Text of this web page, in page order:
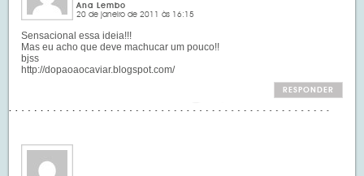
Ana Lembo
20 de janeiro de 2011 às 16:15
Sensacional essa ideia!!!
Mas eu acho que deve machucar um pouco!!
bjss
http://dopaoaocaviar.blogspot.com/
RESPONDER